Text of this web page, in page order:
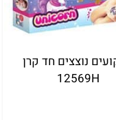
נוצצים חד קרן
12569H